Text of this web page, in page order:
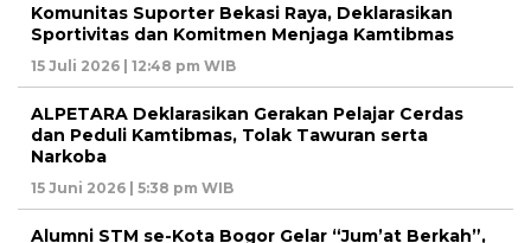
Komunitas Suporter Bekasi Raya, Deklarasikan
Sportivitas dan Komitmen Menjaga Kamtibmas
15 Juli 2026 | 12:48 pm WIB
ALPETARA Deklarasikan Gerakan Pelajar Cerdas
dan Peduli Kamtibmas, Tolak Tawuran serta
Narkoba
15 Juni 2026 | 5:38 pm WIB
Alumni STM se-Kota Bogor Gelar “Jum’at Berkah”,